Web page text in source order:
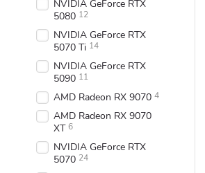
NVIDIA GeForce RTX
5080 12
NVIDIA GeForce RTX
5070 Ti 14
NVIDIA GeForce RTX
5090 11
AMD Radeon RX 9070 4
AMD Radeon RX 9070
XT 6
NVIDIA GeForce RTX
5070 24